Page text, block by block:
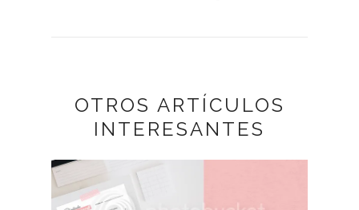
OTROS ARTÍCULOS
INTERESANTES